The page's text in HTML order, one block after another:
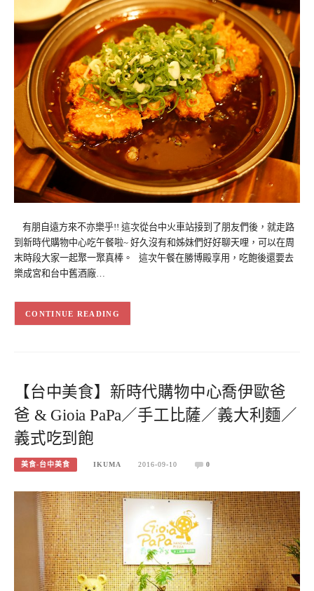
有朋自遠方來不亦樂乎!! 這次從台中火車站接到了朋友們後，就走路
到新時代購物中心吃午餐啦~ 好久沒有和姊妹們好好聊天哩，可以在周
末時段大家一起聚一聚真棒。 這次午餐在勝博殿享用，吃飽後還要去
樂成宮和台中舊酒廠…
CONTINUE READING
【台中美食】新時代購物中心喬伊歐爸
爸 & Gioia PaPa／手工比薩／義大利麵／
義式吃到飽
美食-台中美食 IKUMA 2016-09-10 0